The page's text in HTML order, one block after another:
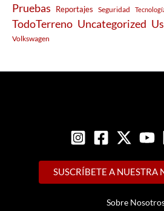
Pruebas Reportajes Seguridad
TodoTerreno Uncategorized
Volkswagen
SUSCRÍBETE A NUESTRA
Sobre